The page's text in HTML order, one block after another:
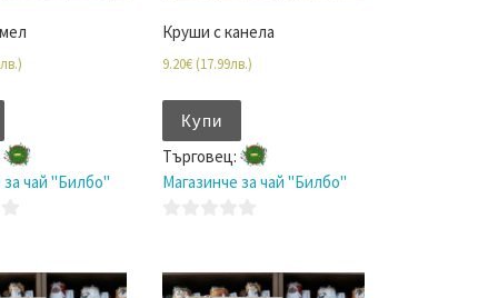
лв.)
за чай "Билбо"
Круши с канела
9.20€ (17.99лв.)
Купи
Търговец:
Магазинче за чай "Билбо"